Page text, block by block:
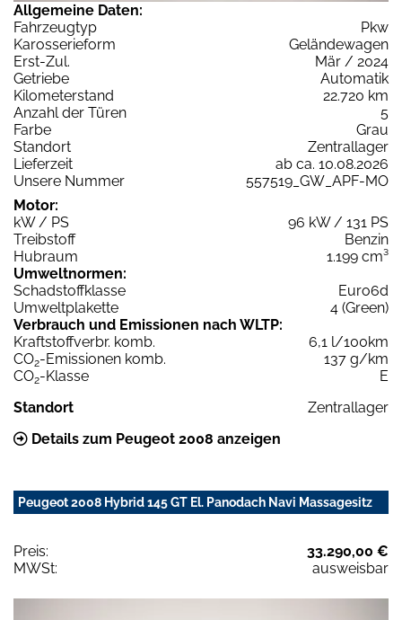
Allgemeine Daten:
Fahrzeugtyp
Pkw
Karosserieform
Geländewagen
Erst-Zul.
Mär / 2024
Getriebe
Automatik
Kilometerstand
22.720 km
Anzahl der Türen
5
Farbe
Grau
Standort
Zentrallager
Lieferzeit
ab ca. 10.08.2026
Unsere Nummer
557519_GW_APF-MO
Motor:
kW / PS
96 kW / 131 PS
Treibstoff
Benzin
Hubraum
1.199 cm³
Umweltnormen:
Schadstoffklasse
Euro6d
Umweltplakette
4 (Green)
Verbrauch und Emissionen nach WLTP:
Kraftstoffverbr. komb.
6,1 l/100km
CO2-Emissionen komb.
137 g/km
CO2-Klasse
E
Standort
Zentrallager
Details zum Peugeot 2008 anzeigen
Peugeot 2008 Hybrid 145 GT El. Panodach Navi Massagesitz
Preis:
33.290,00 €
MWSt:
ausweisbar